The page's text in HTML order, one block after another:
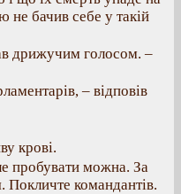
не бачив себе у такій
дрижучим голосом. –
– відповів
крові.
пробувати можна. За
Покличте командантів.